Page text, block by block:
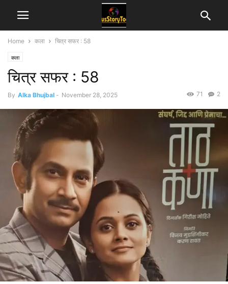
Home कला चित्र सफर : 58
कला
चित्र सफर : 58
By Alka Bhujbal - November 28, 2025 2
71